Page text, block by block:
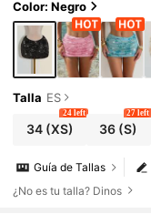
Color: Negro
Talla ES
34(XS)
24 left
36 (S)
27 left
Guía de Tallas
¿No es tu talla? Dinos